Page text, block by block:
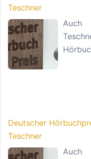
Teschner
Auch
Deutscher
Teschner
Auch